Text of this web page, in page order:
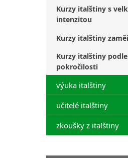
Kurzy italštiny s
intenzitou
Kurzy italštiny
Kurzy italštiny podle
pokročilosti
výuka italštiny
učitelé italštiny
zkoušky z italštiny